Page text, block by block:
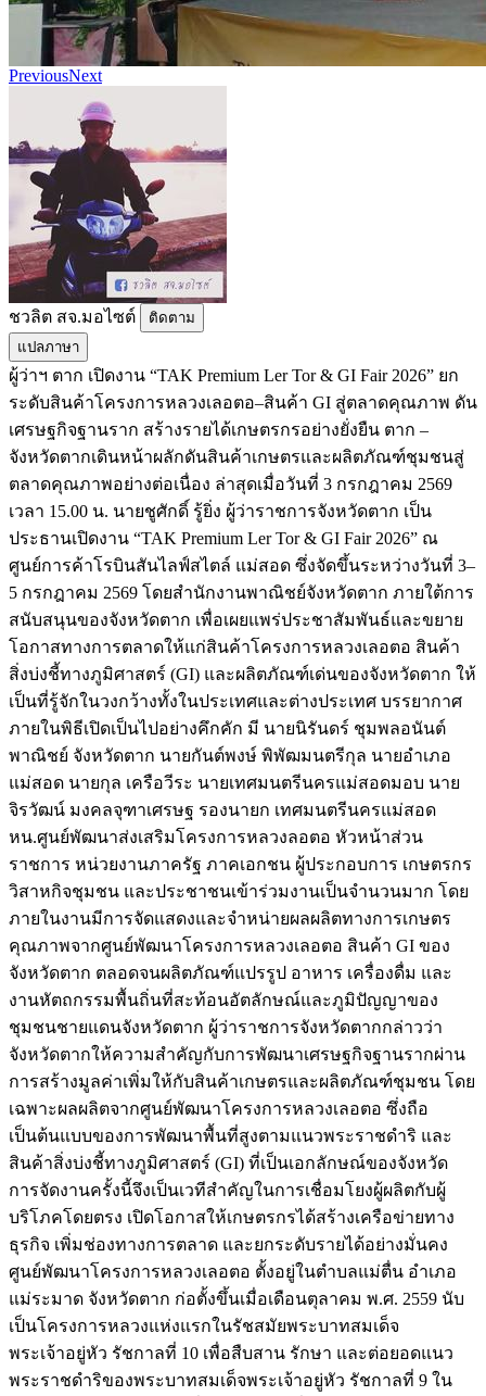
PreviousNext
ชวลิต สจ.มอไซต์
ติดตาม
แปลภาษา
ผู้ว่าฯ ตาก เปิดงาน “TAK Premium Ler Tor & GI Fair 2026” ยก
ระดับสินค้าโครงการหลวงเลอตอ–สินค้า GI สู่ตลาดคุณภาพ ดัน
เศรษฐกิจฐานราก สร้างรายได้เกษตรกรอย่างยั่งยืน ตาก –
จังหวัดตากเดินหน้าผลักดันสินค้าเกษตรและผลิตภัณฑ์ชุมชนสู่
ตลาดคุณภาพอย่างต่อเนื่อง ล่าสุดเมื่อวันที่ 3 กรกฎาคม 2569
เวลา 15.00 น. นายชูศักดิ์ รู้ยิ่ง ผู้ว่าราชการจังหวัดตาก เป็น
ประธานเปิดงาน “TAK Premium Ler Tor & GI Fair 2026” ณ
ศูนย์การค้าโรบินสันไลฟ์สไตล์ แม่สอด ซึ่งจัดขึ้นระหว่างวันที่ 3–
5 กรกฎาคม 2569 โดยสำนักงานพาณิชย์จังหวัดตาก ภายใต้การ
สนับสนุนของจังหวัดตาก เพื่อเผยแพร่ประชาสัมพันธ์และขยาย
โอกาสทางการตลาดให้แก่สินค้าโครงการหลวงเลอตอ สินค้า
สิ่งบ่งชี้ทางภูมิศาสตร์ (GI) และผลิตภัณฑ์เด่นของจังหวัดตาก ให้
เป็นที่รู้จักในวงกว้างทั้งในประเทศและต่างประเทศ บรรยากาศ
ภายในพิธีเปิดเป็นไปอย่างคึกคัก มี นายนิรันดร์ ชุมพลอนันต์
พาณิชย์ จังหวัดตาก นายกันต์พงษ์ พิพัฒมนตรีกุล นายอำเภอ
แม่สอด นายกุล เครือวีระ นายเทศมนตรีนครแม่สอดมอบ นาย
จิรวัฒน์ มงคลจุฑาเศรษฐ รองนายก เทศมนตรีนครแม่สอด
หน.ศูนย์พัฒนาส่งเสริมโครงการหลวงลอตอ หัวหน้าส่วน
ราชการ หน่วยงานภาครัฐ ภาคเอกชน ผู้ประกอบการ เกษตรกร
วิสาหกิจชุมชน และประชาชนเข้าร่วมงานเป็นจำนวนมาก โดย
ภายในงานมีการจัดแสดงและจำหน่ายผลผลิตทางการเกษตร
คุณภาพจากศูนย์พัฒนาโครงการหลวงเลอตอ สินค้า GI ของ
จังหวัดตาก ตลอดจนผลิตภัณฑ์แปรรูป อาหาร เครื่องดื่ม และ
งานหัตถกรรมพื้นถิ่นที่สะท้อนอัตลักษณ์และภูมิปัญญาของ
ชุมชนชายแดนจังหวัดตาก ผู้ว่าราชการจังหวัดตากกล่าวว่า
จังหวัดตากให้ความสำคัญกับการพัฒนาเศรษฐกิจฐานรากผ่าน
การสร้างมูลค่าเพิ่มให้กับสินค้าเกษตรและผลิตภัณฑ์ชุมชน โดย
เฉพาะผลผลิตจากศูนย์พัฒนาโครงการหลวงเลอตอ ซึ่งถือ
เป็นต้นแบบของการพัฒนาพื้นที่สูงตามแนวพระราชดำริ และ
สินค้าสิ่งบ่งชี้ทางภูมิศาสตร์ (GI) ที่เป็นเอกลักษณ์ของจังหวัด
การจัดงานครั้งนี้จึงเป็นเวทีสำคัญในการเชื่อมโยงผู้ผลิตกับผู้
บริโภคโดยตรง เปิดโอกาสให้เกษตรกรได้สร้างเครือข่ายทาง
ธุรกิจ เพิ่มช่องทางการตลาด และยกระดับรายได้อย่างมั่นคง
ศูนย์พัฒนาโครงการหลวงเลอตอ ตั้งอยู่ในตำบลแม่ตื่น อำเภอ
แม่ระมาด จังหวัดตาก ก่อตั้งขึ้นเมื่อเดือนตุลาคม พ.ศ. 2559 นับ
เป็นโครงการหลวงแห่งแรกในรัชสมัยพระบาทสมเด็จ
พระเจ้าอยู่หัว รัชกาลที่ 10 เพื่อสืบสาน รักษา และต่อยอดแนว
พระราชดำริของพระบาทสมเด็จพระเจ้าอยู่หัว รัชกาลที่ 9 ใน